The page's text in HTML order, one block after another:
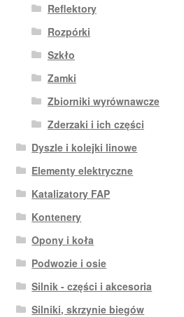
Reflektory
Rozpórki
Szkło
Zamki
Zbiorniki wyrównawcze
Zderzaki i ich części
Dyszle i kolejki linowe
Elementy elektryczne
Katalizatory FAP
Kontenery
Opony i koła
Podwozie i osie
Silnik - części i akcesoria
Silniki, skrzynie biegów